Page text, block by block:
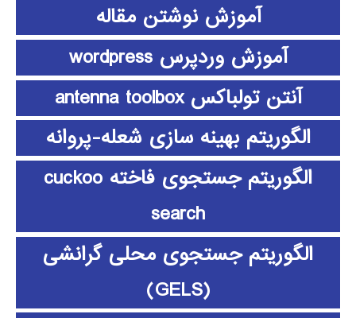
آموزش نوشتن مقاله
آموزش وردپرس wordpress
آنتن تولباکس antenna toolbox
الگوریتم بهینه سازی شعله-پروانه
الگوریتم جستجوی فاخته cuckoo
search
الگوریتم جستجوی محلی گرانشی
(GELS)